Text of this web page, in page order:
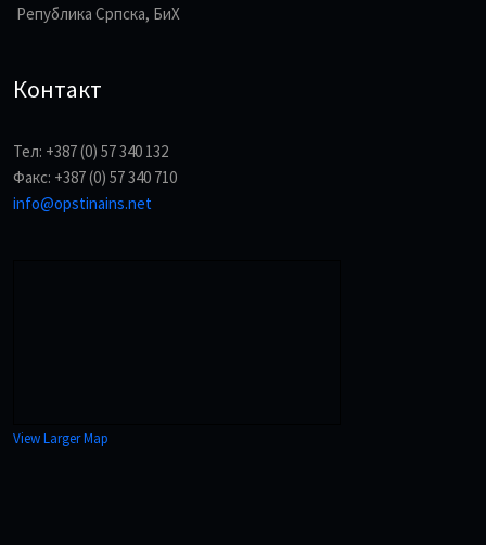
Република Српска, БиХ
Контакт
Тел: +387 (0) 57 340 132
Факс: +387 (0) 57 340 710
info@opstinains.net
View Larger Map